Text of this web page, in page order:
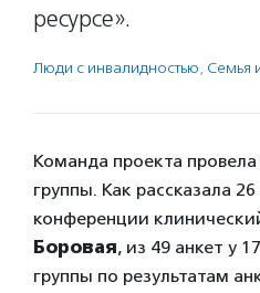
ресурсе».
Люди с инвалидностью, Семья
Команда проекта
группы. Как рассказала
конференции
Боровая, из 49 анкет у
группы по результатам